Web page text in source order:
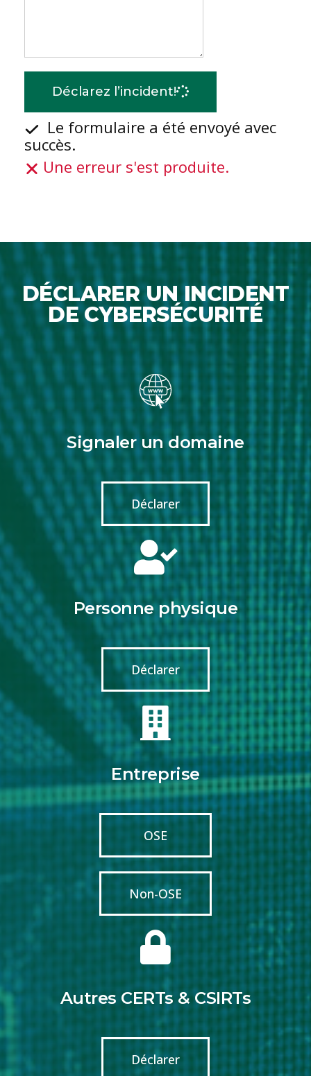
Déclarez l’incident!
Le formulaire a été envoyé avec
succès.
Une erreur s'est produite.
DÉCLARER UN INCIDENT
DE CYBERSÉCURITÉ
Signaler un domaine
Déclarer
Personne physique
Déclarer
Entreprise
OSE
Non-OSE
Autres CERTs & CSIRTs
Déclarer